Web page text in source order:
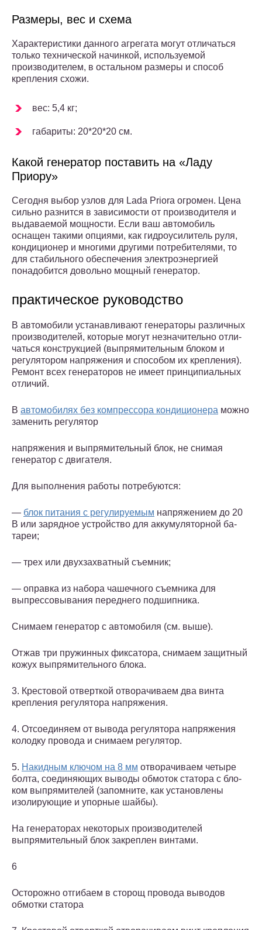
Размеры, вес и схема
Характеристики данного агрегата могут отличаться
только технической начинкой, используемой
производителем, в остальном размеры и способ
крепления схожи.
вес: 5,4 кг;
габариты: 20*20*20 см.
Какой генератор поставить на «Ладу
Приору»
Сегодня выбор узлов для Lada Priora огромен. Цена
сильно разнится в зависимости от производителя и
выдаваемой мощности. Если ваш автомобиль
оснащен такими опциями, как гидроусилитель руля,
кондиционер и многими другими потребителями, то
для стабильного обеспечения электроэнергией
понадобится довольно мощный генератор.
практическое руководство
В автомобили устанавливают гене­раторы различных
производителей, которые могут незначительно отли­
чаться конструкцией (выпрями­тельным блоком и
регулятором на­пряжения и способом их крепле­ния).
Ремонт всех генераторов не имеет принципиальных
отличий.
В автомобилях без компрессора кондиционера можно
заменить ре­гулятор
напряжения и выпрями­тельный блок, не снимая
генератор с двигателя.
Для выполнения работы потребу­ются:
— блок питания с регулируемым напряжением до 20
В или зарядное устройство для аккумуляторной ба­
тареи;
— трех или двухзахватный съем­ник;
— оправка из набора чашечного съемника для
выпрессовывания пе­реднего подшипника.
Снимаем генератор с автомобиля (см. выше).
Отжав три пружинных фиксатора, снимаем защитный
кожух выпрямительного блока.
3. Крестовой отверткой отворачи­ваем два винта
крепления регулято­ра напряжения.
4. Отсоединяем от вывода регуля­тора напряжения
колодку провода и снимаем регулятор.
5. Накидным ключом на 8 мм от­ворачиваем четыре
болта, соединяю­щих выводы обмоток статора с бло­
ком выпрямителей (запомните, как установлены
изолирующие и упор­ные шайбы).
На генераторах некоторых произ­водителей
выпрямительный блок закреплен винтами.
6
Осторожно отгибаем в сторощ провода выводов
обмотки статора